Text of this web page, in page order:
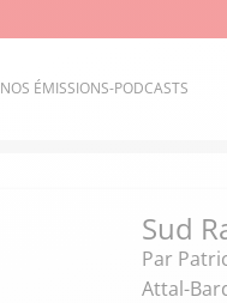
NOS ÉMISSIONS-PODCASTS
Sud
Par
Attal-